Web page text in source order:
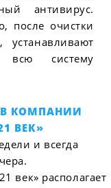
антивирус.
после очистки
устанавливают
всю систему
КОМПАНИИ
ВЕК»
и всегда
век» располагает